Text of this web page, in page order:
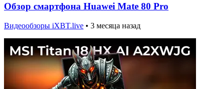
Обзор смартфона Huawei Mate 80 Pro
Видеообзоры iXBT.live • 3 месяца назад